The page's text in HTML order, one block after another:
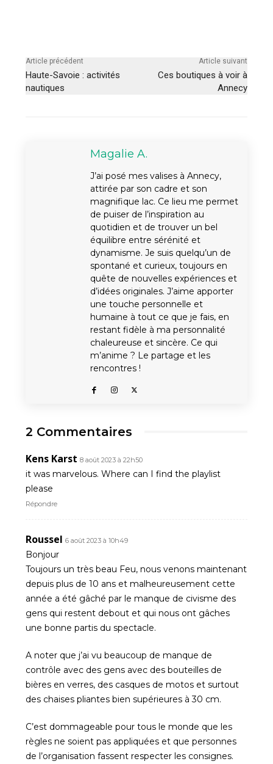
Article précédent
Haute-Savoie : activités
nautiques
Article suivant
Ces boutiques à voir à
Annecy
Magalie A.
J’ai posé mes valises à Annecy,
attirée par son cadre et son
magnifique lac. Ce lieu me permet
de puiser de l’inspiration au
quotidien et de trouver un bel
équilibre entre sérénité et
dynamisme. Je suis quelqu’un de
spontané et curieux, toujours en
quête de nouvelles expériences et
d’idées originales. J’aime apporter
une touche personnelle et
humaine à tout ce que je fais, en
restant fidèle à ma personnalité
chaleureuse et sincère. Ce qui
m’anime ? Le partage et les
rencontres !
2 Commentaires
Kens Karst 8 août 2023 à 22h50
it was marvelous. Where can I find the playlist
please
Répondre
Roussel 6 août 2023 à 10h49
Bonjour
Toujours un très beau Feu, nous venons maintenant
depuis plus de 10 ans et malheureusement cette
année a été gâché par le manque de civisme des
gens qui restent debout et qui nous ont gâches
une bonne partis du spectacle.
A noter que j’ai vu beaucoup de manque de
contrôle avec des gens avec des bouteilles de
bières en verres, des casques de motos et surtout
des chaises pliantes bien supérieures à 30 cm.
C’est dommageable pour tous le monde que les
règles ne soient pas appliquées et que personnes
de l’organisation fassent respecter les consignes.